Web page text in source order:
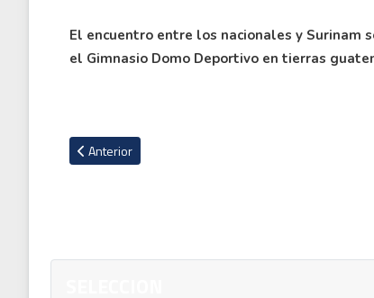
El encuentro entre los nacionales y Surinam
el Gimnasio Domo Deportivo en tierras
Artículo anterior: Costa Rica sella el boleto al Mundial de
Anterior